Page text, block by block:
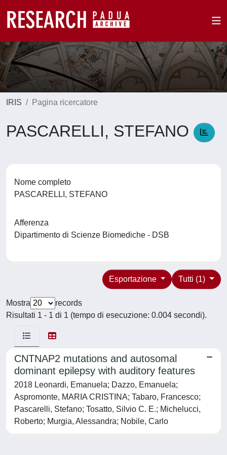
IRIS Pagina ricercatore
PASCARELLI, STEFANO
Nome completo
PASCARELLI, STEFANO
Afferenza
Dipartimento di Scienze Biomediche - DSB
Tutti (1)
Esportazione
Mostra
records
Risultati 1 - 1 di 1 (tempo di esecuzione: 0.004 secondi).
CNTNAP2 mutations and autosomal
dominant epilepsy with auditory features
2018 Leonardi, Emanuela; Dazzo, Emanuela;
Aspromonte, MARIA CRISTINA; Tabaro, Francesco;
Pascarelli, Stefano; Tosatto, Silvio C. E.; Michelucci,
Roberto; Murgia, Alessandra; Nobile, Carlo